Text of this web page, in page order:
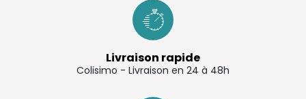
Livraison rapide
Colisimo - Livraison en 24 à 48h